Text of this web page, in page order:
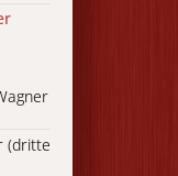
(dritte